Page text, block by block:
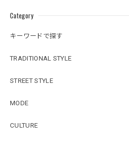
Category
キーワードで探す
TRADITIONAL STYLE
STREET STYLE
MODE
CULTURE